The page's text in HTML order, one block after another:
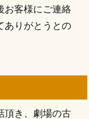
お客様にご連絡
ありがとうとの
頂き、劇場の古